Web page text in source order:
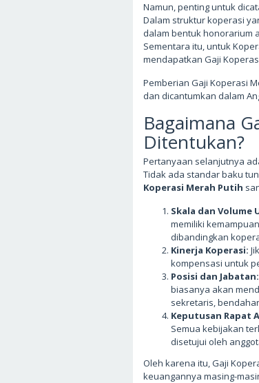
Namun, penting untuk
Dalam struktur koperasi
dalam bentuk honorarium
Sementara itu, untuk
mendapatkan Gaji
Pemberian Gaji Koperasi
dan dicantumkan dalam
Bagaimana
Ditentukan?
Pertanyaan selanjutnya
Tidak ada standar baku
Koperasi Merah Putih
Skala dan Volume
memiliki
dibandingkan
Kinerja Koperasi:
kompensasi untuk
Posisi dan Jabatan:
biasanya akan
sekretaris,
Keputusan Rapat
Semua kebijakan
disetujui oleh
Oleh karena itu, Gaji
keuangannya masing-